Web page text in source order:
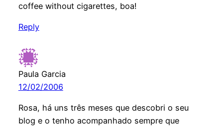
coffee without cigarettes, boa!
Reply
Paula Garcia
12/02/2006
Rosa, há uns três meses que descobri o seu
blog e o tenho acompanhado sempre que